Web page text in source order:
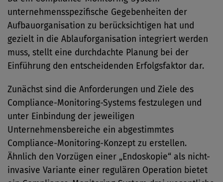
unternehmensspezifische Gegebenheiten der
Aufbauorganisation zu berücksichtigen hat und
gezielt in die Ablauforganisation integriert werden
muss, stellt eine durchdachte Planung bei der
Einführung den entscheidenden Erfolgsfaktor dar.
Zunächst sind die Anforderungen und Ziele des
Compliance-Monitoring-Systems festzulegen und
unter Einbindung der jeweiligen
Unternehmensbereiche ein abgestimmtes
Compliance-Monitoring-Konzept zu erstellen.
Ähnlich den Vorzügen einer „Endoskopie“ als nicht-
invasive Variante einer regulären Operation bietet